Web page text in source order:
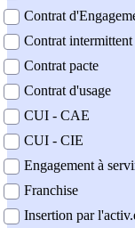
Contrat
Contrat intermittent
Contrat pacte
Contrat d'usage
CUI - CAE
CUI - CIE
Engagement à
Franchise
Insertion par